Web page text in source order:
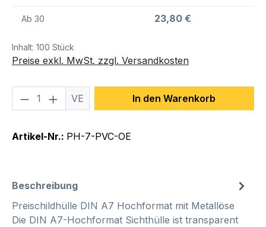
Ab 30 23,80 €
Inhalt: 100 Stück
Preise exkl. MwSt. zzgl. Versandkosten
Produkt Anzahl: Gib den
VE In den Warenkorb
Artikel-Nr.: PH-7-PVC-OE
Beschreibung
Preischildhülle DIN A7 Hochformat mit Metallöse
Die DIN A7-Hochformat Sichthülle ist transparent